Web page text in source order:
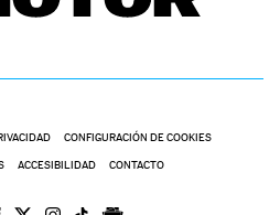
CONFIGURACIÓN DE COOKIES
ACCESIBILIDAD CONTACTO